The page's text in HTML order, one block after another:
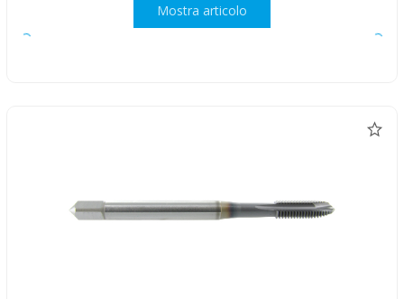
Mostra articolo